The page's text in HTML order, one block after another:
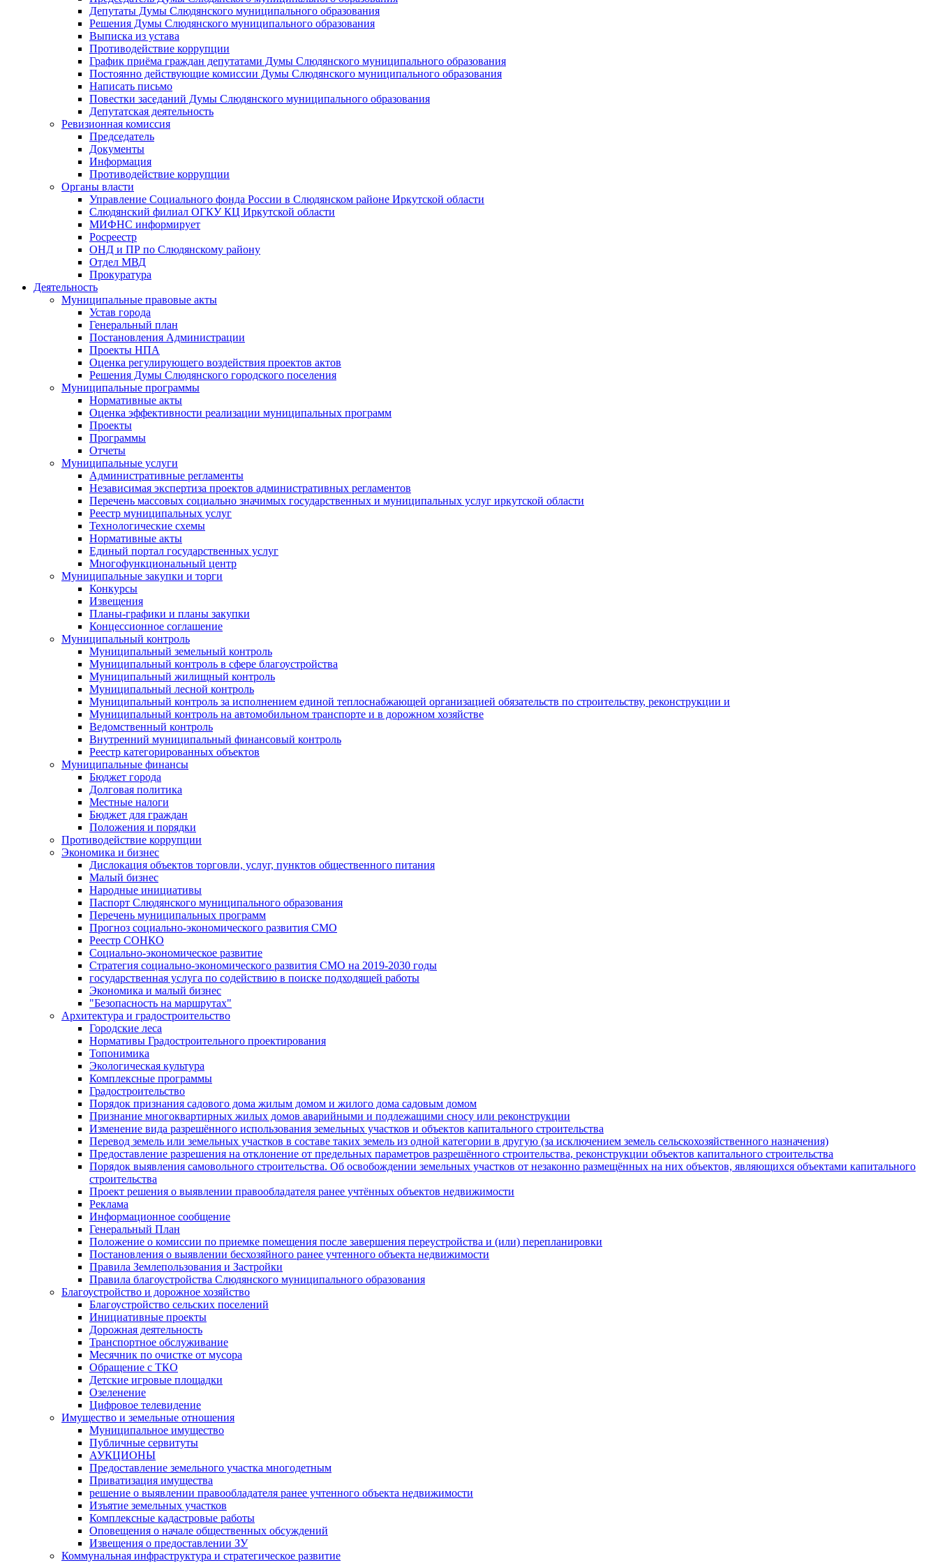
Депутаты Думы Слюдянского муниципального образования
Решения Думы Слюдянского муниципального образования
Выписка из устава
Противодействие коррупции
График приёма граждан депутатами Думы Слюдянского муниципального образования
Постоянно действующие комиссии Думы Слюдянского муниципального образования
Написать письмо
Повестки заседаний Думы Слюдянского муниципального образования
Депутатская деятельность
Ревизионная комиссия
Председатель
Документы
Информация
Противодействие коррупции
Органы власти
Управление Социального фонда России в Слюдянском районе Иркутской области
Слюдянский филиал ОГКУ КЦ Иркутской области
МИФНС информирует
Росреестр
ОНД и ПР по Слюдянскому району
Отдел МВД
Прокуратура
Деятельность
Муниципальные правовые акты
Устав города
Генеральный план
Постановления Администрации
Проекты НПА
Оценка регулирующего воздействия проектов актов
Решения Думы Слюдянского городского поселения
Муниципальные программы
Нормативные акты
Оценка эффективности реализации муниципальных программ
Проекты
Программы
Отчеты
Муниципальные услуги
Административные регламенты
Независимая экспертиза проектов административных регламентов
Перечень массовых социально значимых государственных и муниципальных услуг иркутской области
Реестр муниципальных услуг
Технологические схемы
Нормативные акты
Единый портал государственных услуг
Многофункциональный центр
Муниципальные закупки и торги
Конкурсы
Извещения
Планы-графики и планы закупки
Концессионное соглашение
Муниципальный контроль
Муниципальный земельный контроль
Муниципальный контроль в сфере благоустройства
Муниципальный жилищный контроль
Муниципальный лесной контроль
Муниципальный контроль за исполнением единой теплоснабжающей организацией обязательств по строительству, реконструкции и
Муниципальный контроль на автомобильном транспорте и в дорожном хозяйстве
Ведомственный контроль
Внутренний муниципальный финансовый контроль
Реестр категорированных объектов
Муниципальные финансы
Бюджет города
Долговая политика
Местные налоги
Бюджет для граждан
Положения и порядки
Противодействие коррупции
Экономика и бизнес
Дислокация объектов торговли, услуг, пунктов общественного питания
Малый бизнес
Народные инициативы
Паспорт Слюдянского муниципального образования
Перечень муниципальных программ
Прогноз социально-экономического развития СМО
Реестр СОНКО
Социально-экономическое развитие
Стратегия социально-экономического развития СМО на 2019-2030 годы
государственная услуга по содействию в поиске подходящей работы
Экономика и малый бизнес
"Безопасность на маршрутах"
Архитектура и градостроительство
Городские леса
Нормативы Градостроительного проектирования
Топонимика
Экологическая культура
Комплексные программы
Градостроительство
Порядок признания садового дома жилым домом и жилого дома садовым домом
Признание многоквартирных жилых домов аварийными и подлежащими сносу или реконструкции
Изменение вида разрешённого использования земельных участков и объектов капитального строительства
Перевод земель или земельных участков в составе таких земель из одной категории в другую (за исключением земель сельскохозяйственного назначения)
Предоставление разрешения на отклонение от предельных параметров разрешённого строительства, реконструкции объектов капитального строительства
Порядок выявления самовольного строительства. Об освобождении земельных участков от незаконно размещённых на них объектов, являющихся объектами капитального
строительства
Проект решения о выявлении правообладателя ранее учтённых объектов недвижимости
Реклама
Информационное сообщение
Генеральный План
Положение о комиссии по приемке помещения после завершения переустройства и (или) перепланировки
Постановления о выявлении бесхозяйного ранее учтенного объекта недвижимости
Правила Землепользования и Застройки
Правила благоустройства Слюдянского муниципального образования
Благоустройство и дорожное хозяйство
Благоустройство сельских поселений
Инициативные проекты
Дорожная деятельность
Транспортное обслуживание
Месячник по очистке от мусора
Обращение с ТКО
Детские игровые площадки
Озеленение
Цифровое телевидение
Имущество и земельные отношения
Муниципальное имущество
Публичные сервитуты
АУКЦИОНЫ
Предоставление земельного участка многодетным
Приватизация имущества
решение о выявлении правообладателя ранее учтенного объекта недвижимости
Изъятие земельных участков
Комплексные кадастровые работы
Оповещения о начале общественных обсуждений
Извещения о предоставлении ЗУ
Коммунальная инфраструктура и стратегическое развитие